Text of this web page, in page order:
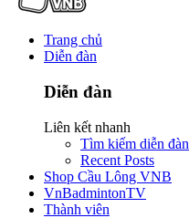
Trang chủ
Diễn đàn
Diễn đàn
Liên kết nhanh
Tìm kiếm diễn đàn
Recent Posts
Shop Cầu Lông VNB
VnBadmintonTV
Thành viên